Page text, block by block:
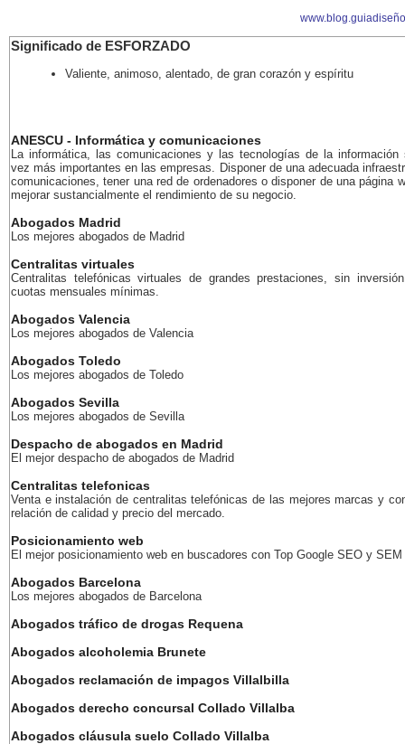
Significado de ESFORZADO
Valiente, animoso, alentado, de gran corazón y espíritu
ANESCU - Informática y comunicaciones
La informática, las comunicaciones y las tecnologías de la información
vez más importantes en las empresas. Disponer de una adecuada
comunicaciones, tener una red de ordenadores o disponer de una página
mejorar sustancialmente el rendimiento de su negocio.
Abogados Madrid
Los mejores abogados de Madrid
Centralitas virtuales
Centralitas telefónicas virtuales de grandes prestaciones, sin
cuotas mensuales mínimas.
Abogados Valencia
Los mejores abogados de Valencia
Abogados Toledo
Los mejores abogados de Toledo
Abogados Sevilla
Los mejores abogados de Sevilla
Despacho de abogados en Madrid
El mejor despacho de abogados de Madrid
Centralitas telefonicas
Venta e instalación de centralitas telefónicas de las mejores marcas y
relación de calidad y precio del mercado.
Posicionamiento web
El mejor posicionamiento web en buscadores con Top Google SEO y SEM
Abogados Barcelona
Los mejores abogados de Barcelona
Abogados tráfico de drogas Requena
Abogados alcoholemia Brunete
Abogados reclamación de impagos Villalbilla
Abogados derecho concursal Collado Villalba
Abogados cláusula suelo Collado Villalba